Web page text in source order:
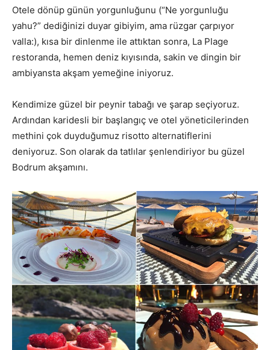
Otele dönüp günün yorgunluğunu (“Ne yorgunluğu
yahu?” dediğinizi duyar gibiyim, ama rüzgar çarpıyor
valla:), kısa bir dinlenme ile attıktan sonra, La Plage
restoranda, hemen deniz kıyısında, sakin ve dingin bir
ambiyansta akşam yemeğine iniyoruz.
Kendimize güzel bir peynir tabağı ve şarap seçiyoruz.
Ardından karidesli bir başlangıç ve otel yöneticilerinden
methini çok duyduğumuz risotto alternatiflerini
deniyoruz. Son olarak da tatlılar şenlendiriyor bu güzel
Bodrum akşamını.